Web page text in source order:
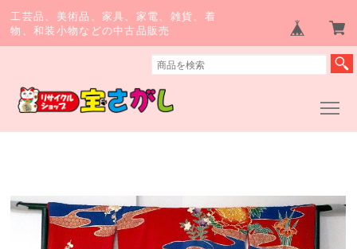
工芸品、美術品、家具、家電、雑貨、着
物、和装小物などの中古品販売